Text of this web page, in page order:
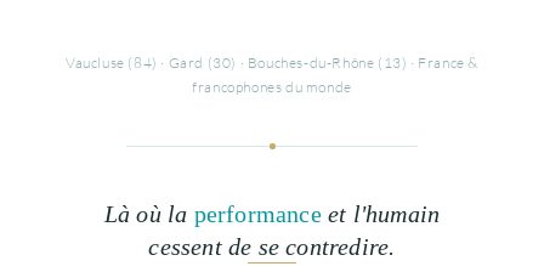
Vaucluse (84) · Gard (30) · Bouches-du-Rhône (13) · France &
francophones du monde
Là où la performanceet l'humain
cessent de se contredire.